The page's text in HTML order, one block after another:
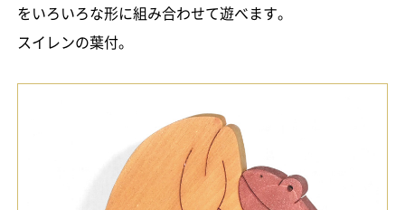
をいろいろな形に組み合わせて遊べます。
スイレンの葉付。